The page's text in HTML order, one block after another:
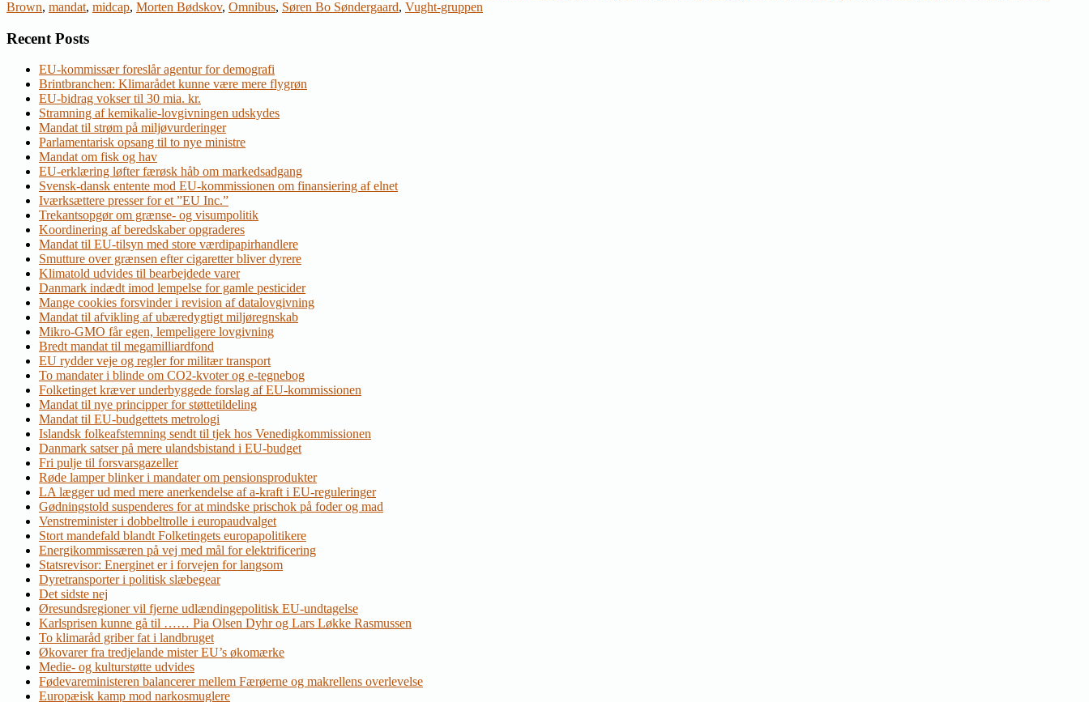
Brown, mandat, midcap, Morten Bødskov, Omnibus, Søren Bo Søndergaard, Vught-gruppen
Recent Posts
EU-kommissær foreslår agentur for demografi
Brintbranchen: Klimarådet kunne være mere flygrøn
EU-bidrag vokser til 30 mia. kr.
Stramning af kemikalie-lovgivningen udskydes
Mandat til strøm på miljøvurderinger
Parlamentarisk opsang til to nye ministre
Mandat om fisk og hav
EU-erklæring løfter færøsk håb om markedsadgang
Svensk-dansk entente mod EU-kommissionen om finansiering af elnet
Iværksættere presser for et ”EU Inc.”
Trekantsopgør om grænse- og visumpolitik
Koordinering af beredskaber opgraderes
Mandat til EU-tilsyn med store værdipapirhandlere
Smutture over grænsen efter cigaretter bliver dyrere
Klimatold udvides til bearbejdede varer
Danmark indædt imod lempelse for gamle pesticider
Mange cookies forsvinder i revision af datalovgivning
Mandat til afvikling af ubæredygtigt miljøregnskab
Mikro-GMO får egen, lempeligere lovgivning
Bredt mandat til megamilliardfond
EU rydder veje og regler for militær transport
To mandater i blinde om CO2-kvoter og e-tegnebog
Folketinget kræver underbyggede forslag af EU-kommissionen
Mandat til nye principper for støttetildeling
Mandat til EU-budgettets metrologi
Islandsk folkeafstemning sendt til tjek hos Venedigkommissionen
Danmark satser på mere ulandsbistand i EU-budget
Fri pulje til forsvarsgazeller
Røde lamper blinker i mandater om pensionsprodukter
LA lægger ud med mere anerkendelse af a-kraft i EU-reguleringer
Gødningstold suspenderes for at mindske prischok på foder og mad
Venstreminister i dobbeltrolle i europaudvalget
Stort mandefald blandt Folketingets europapolitikere
Energikommissæren på vej med mål for elektrificering
Statsrevisor: Energinet er i forvejen for langsom
Dyretransporter i politisk slæbegear
Det sidste nej
Øresundsregioner vil fjerne udlændingepolitisk EU-undtagelse
Karlsprisen kunne gå til …… Pia Olsen Dyhr og Lars Løkke Rasmussen
To klimaråd griber fat i landbruget
Økovarer fra tredjelande mister EU’s økomærke
Medie- og kulturstøtte udvides
Fødevareministeren balancerer mellem Færøerne og makrellens overlevelse
Europæisk kamp mod narkosmuglere